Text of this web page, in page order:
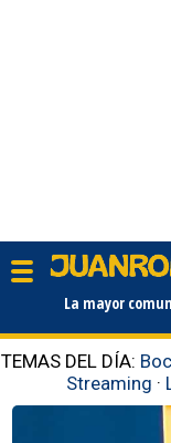
La mayor
TEMAS DEL DÍA:
Streaming ·